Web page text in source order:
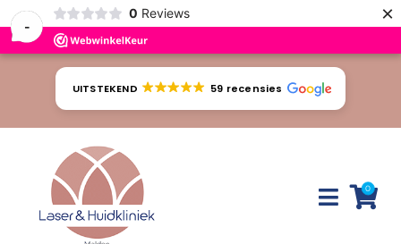
-
0 Reviews ×
UITSTEKEND 59 recensies
Toggle
0